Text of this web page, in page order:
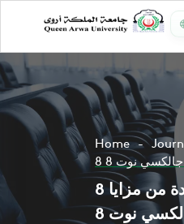
Home
جالكسي نوت 8
8 حيل ونصائح للاستفادة من مزايا
نوت 8